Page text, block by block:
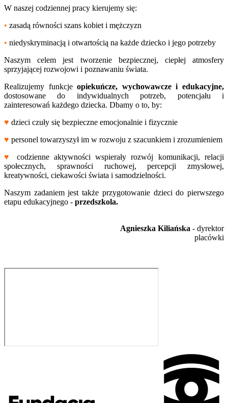
W naszej codziennej pracy kierujemy się:
• zasadą równości szans kobiet i mężczyzn
• niedyskryminacją i otwartością na każde dziecko i jego potrzeby
Naszym celem jest tworzenie bezpiecznej, ciepłej atmosfery
sprzyjającej rozwojowi i poznawaniu świata.
Realizujemy funkcjeopiekuńcze, wychowawcze i edukacyjne,
dostosowane do indywidualnych potrzeb, potencjału i
zainteresowań każdego dziecka. Dbamy o to, by:
♥ dzieci czuły się bezpieczne emocjonalnie i fizycznie
♥ personel towarzyszył im w rozwoju z szacunkiem i zrozumieniem
♥
codzienne aktywności wspierały rozwój komunikacji, relacji
społecznych, sprawności ruchowej, percepcji zmysłowej,
kreatywności, ciekawości świata i samodzielności.
Naszym zadaniem jest także przygotowanie dzieci do pierwszego
etapu edukacyjnego - przedszkola.
Agnieszka Kiliańska - dyrektor
placówki